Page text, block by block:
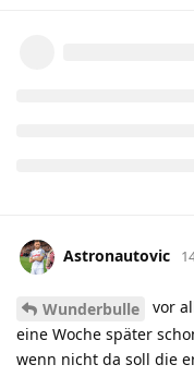
Astronautovic
Wunderbulle
vor
eine Woche später
wenn nicht da soll die